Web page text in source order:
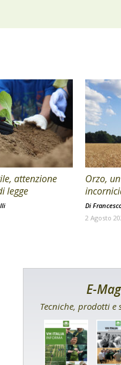
attenzione
legge
Orzo,
Di
2 Agosto
E-
Tecniche, prodotti e